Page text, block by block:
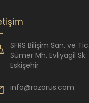
SFRS Bilişim San. ve
Sümer Mh. Evliyagil
Eskişehir
info@razorus.com